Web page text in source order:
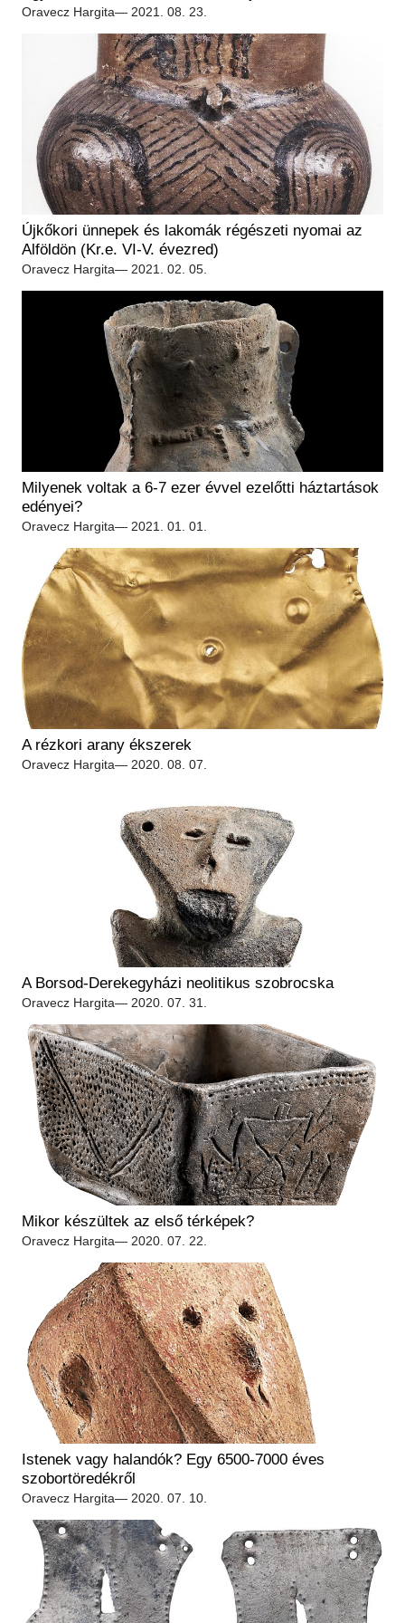
Régészet
Tagintézmények
Felnőttképzés
Közérdekű adatok
Képcsarnok
Történeti Fényképtár
Adattár
Központi Könyvtár
Oravecz Hargita— 2021. 08. 23.
Újkőkori ünnepek és lakomák régészeti nyomai az
Alföldön (Kr.e. VI-V. évezred)
Oravecz Hargita— 2021. 02. 05.
Milyenek voltak a 6-7 ezer évvel ezelőtti háztartások
edényei?
Oravecz Hargita— 2021. 01. 01.
A rézkori arany ékszerek
Oravecz Hargita— 2020. 08. 07.
A Borsod-Derekegyházi neolitikus szobrocska
Oravecz Hargita— 2020. 07. 31.
Mikor készültek az első térképek?
Oravecz Hargita— 2020. 07. 22.
Istenek vagy halandók? Egy 6500-7000 éves
szobortöredékről
Oravecz Hargita— 2020. 07. 10.